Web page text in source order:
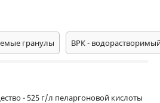
гранулы ВРК -
- 525 г/л пеларгоновой кислоты